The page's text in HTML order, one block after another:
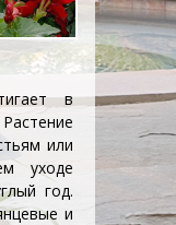
в
или
уходе
год.
и